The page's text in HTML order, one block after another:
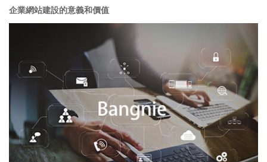
企業網站建設的意義和價值